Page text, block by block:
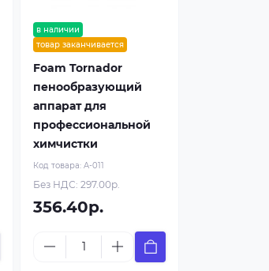
в наличии
товар заканчивается
Foam Tornador
пенообразующий
аппарат для
профессиональной
химчистки
Код товара:A-011
Без НДС: 297.00р.
356.40р.